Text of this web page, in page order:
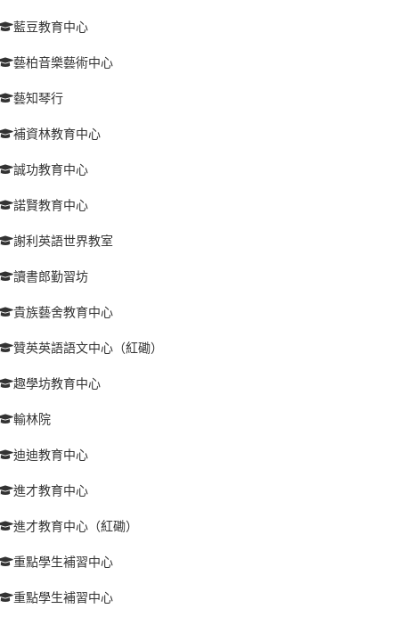
藍豆教育中心
藝柏音樂藝術中心
藝知琴行
補資林教育中心
誠功教育中心
諾賢教育中心
謝利英語世界教室
讀書郎勤習坊
貴族藝舍教育中心
贊英英語語文中心（紅磡）
趣學坊教育中心
輸林院
迪迪教育中心
進才教育中心
進才教育中心（紅磡）
重點學生補習中心
重點學生補習中心